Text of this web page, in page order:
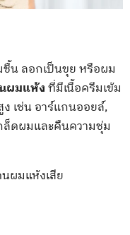
น ลอกเป็นขุย หรือผม
ผมแห้งที่มีเนื้อครีมเข้ม
เช่น อาร์แกนออยล์,
ล็ดผมและคืนความชุ่ม